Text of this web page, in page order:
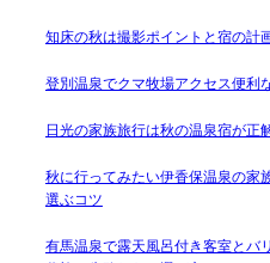
知床の秋は撮影ポイントと宿の計
登別温泉でクマ牧場アクセス便利
日光の家族旅行は秋の温泉宿が正
秋に行ってみたい伊香保温泉の家
選ぶコツ
有馬温泉で露天風呂付き客室とバ